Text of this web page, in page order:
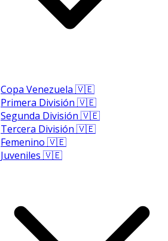
Copa Venezuela 🇻🇪
Primera División 🇻🇪
Segunda División 🇻🇪
Tercera División 🇻🇪
Femenino 🇻🇪
Juveniles 🇻🇪